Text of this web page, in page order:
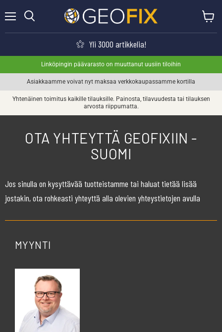
Yli 3000 artikkelia!
Linköpingin päävarasto on muuttanut uusiin tiloihin
Asiakkaamme voivat nyt maksaa verkkokaupassamme kortilla
Yhtenäinen toimitus kaikille tilauksille. Painosta, tilavuudesta tai tilauksen
arvosta riippumatta.
OTA YHTEYTTÄ GEOFIXIIN -
SUOMI
Jos sinulla on kysyttävää tuotteistamme tai haluat tietää lisää
jostakin, ota rohkeasti yhteyttä alla olevien yhteystietojen avulla
MYYNTI